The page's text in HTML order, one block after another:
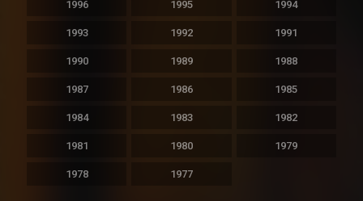
1996 1995 1994
1993 1992 1991
1990 1989 1988
1987 1986 1985
1984 1983 1982
1981 1980 1979
1978 1977